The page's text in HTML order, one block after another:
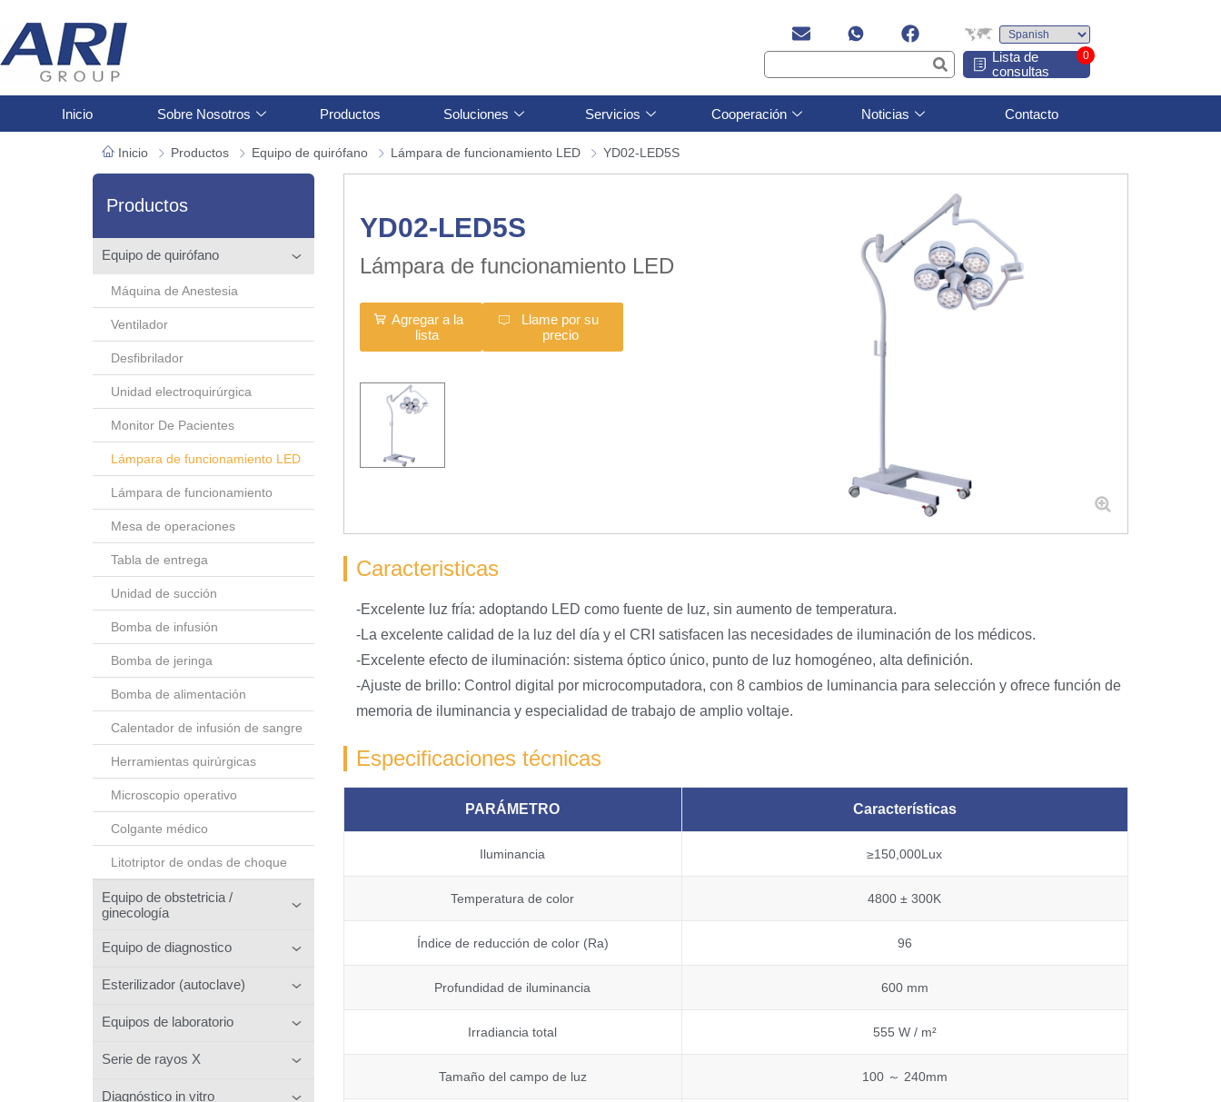
Lista de
consultas
0
Inicio Sobre Nosotros Productos Soluciones Servicios Cooperación Noticias Contacto
Inicio Productos Equipo de quirófano Lámpara de funcionamiento LED YD02-LED5S
Productos
Equipo de quirófano
Máquina de Anestesia
Ventilador
Desfibrilador
Unidad electroquirúrgica
Monitor De Pacientes
Lámpara de funcionamiento LED
Lámpara de funcionamiento
Mesa de operaciones
Tabla de entrega
Unidad de succión
Bomba de infusión
Bomba de jeringa
Bomba de alimentación
Calentador de infusión de sangre
Herramientas quirúrgicas
Microscopio operativo
Colgante médico
Litotriptor de ondas de choque
Equipo de obstetricia /
ginecología
Equipo de diagnostico
Esterilizador (autoclave)
Equipos de laboratorio
Serie de rayos X
Diagnóstico in vitro
YD02-LED5S
Lámpara de funcionamiento LED
Agregar a la
lista
Llame por su
precio
Caracteristicas
-Excelente luz fría: adoptando LED como fuente de luz, sin aumento de temperatura.
-La excelente calidad de la luz del día y el CRI satisfacen las necesidades de iluminación de los médicos.
-Excelente efecto de iluminación: sistema óptico único, punto de luz homogéneo, alta definición.
-Ajuste de brillo: Control digital por microcomputadora, con 8 cambios de luminancia para selección y ofrece función de
memoria de iluminancia y especialidad de trabajo de amplio voltaje.
Especificaciones técnicas
PARÁMETRO Características
Iluminancia ≥150,000Lux
Temperatura de color 4800 ± 300K
Índice de reducción de color (Ra) 96
Profundidad de iluminancia 600 mm
Irradiancia total 555 W / m²
Tamaño del campo de luz 100 ～ 240mm